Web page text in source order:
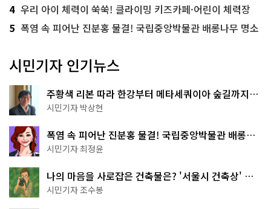
4 우리 아이 체력이 쑥쑥! 클라이밍 키즈카페·어린이 체력장
5 폭염 속 피어난 진분홍 물결! 국립중앙박물관 배롱나무 명소
시민기자 인기뉴스
주황색 리본 따라 한강부터 메타세쿼이아 숲길까지…
서울둘레길 15코스
시민기자 박상현
폭염 속 피어난 진분홍 물결! 국립중앙박물관 배롱나
무 명소
시민기자 최정윤
나의 마음을 사로잡은 건축물은? '서울시 건축상' 수
상작 공개!
시민기자 조수봉